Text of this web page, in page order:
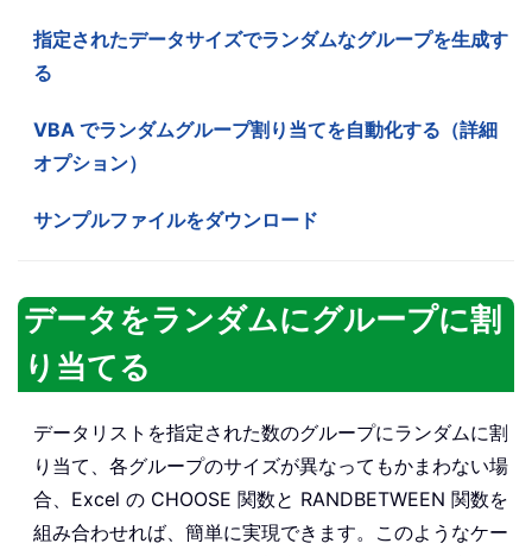
指定されたデータサイズでランダムなグループを生成す
る
VBA でランダムグループ割り当てを自動化する（詳細
オプション）
サンプルファイルをダウンロード
データをランダムにグループに割
り当てる
データリストを指定された数のグループにランダムに割
り当て、各グループのサイズが異なってもかまわない場
合、Excel の CHOOSE 関数と RANDBETWEEN 関数を
組み合わせれば、簡単に実現できます。このようなケー